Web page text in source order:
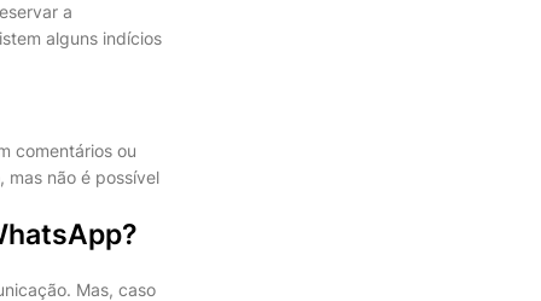
a
alguns indícios
comentários ou
mas não é possível
Mas, caso